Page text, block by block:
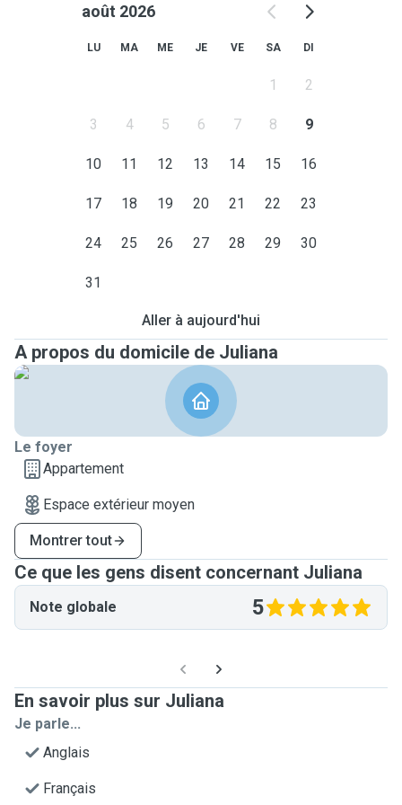
N'hésitez pas à me contacter si vous avez des questions,
août 2026
LU MA ME JE VE SA DI
1 2
3 4 5 6 7 8 9
10 11 12 13 14 15 16
17 18 19 20 21 22 23
24 25 26 27 28 29 30
31
Aller à aujourd'hui
A propos du domicile de Juliana
Le foyer
Appartement
Espace extérieur moyen
Montrer tout
Ce que les gens disent concernant Juliana
Note globale 5
En savoir plus sur Juliana
Je parle...
Anglais
Français